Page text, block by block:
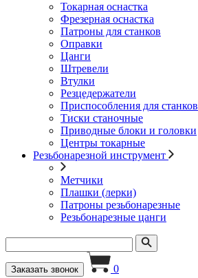
Токарная оснастка
Фрезерная оснастка
Патроны для станков
Оправки
Цанги
Штревели
Втулки
Резцедержатели
Приспособления для станков
Тиски станочные
Приводные блоки и головки
Центры токарные
Резьбонарезной инструмент
Метчики
Плашки (лерки)
Патроны резьбонарезные
Резьбонарезные цанги
Заказать звонок 0